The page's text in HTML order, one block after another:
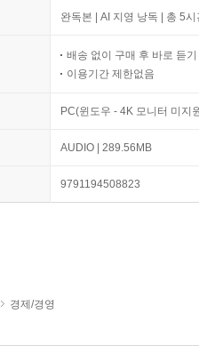
완독본 | AI 지영 낭독 | 총 5
배송 없이 구매 후 바로 듣기
이용기간 제한없음
PC(윈도우 - 4K 모니터 미지
AUDIO | 289.56MB
9791194508823
경제/경영